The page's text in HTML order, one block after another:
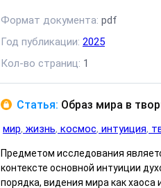
Формат документа: pdf
Год публикации: 2025
Кол-во страниц: 1
Статья: Образ мира в
мир жизнь космос интуиция
Предметом исследования
контексте основной интуиции
порядка, видения мира как